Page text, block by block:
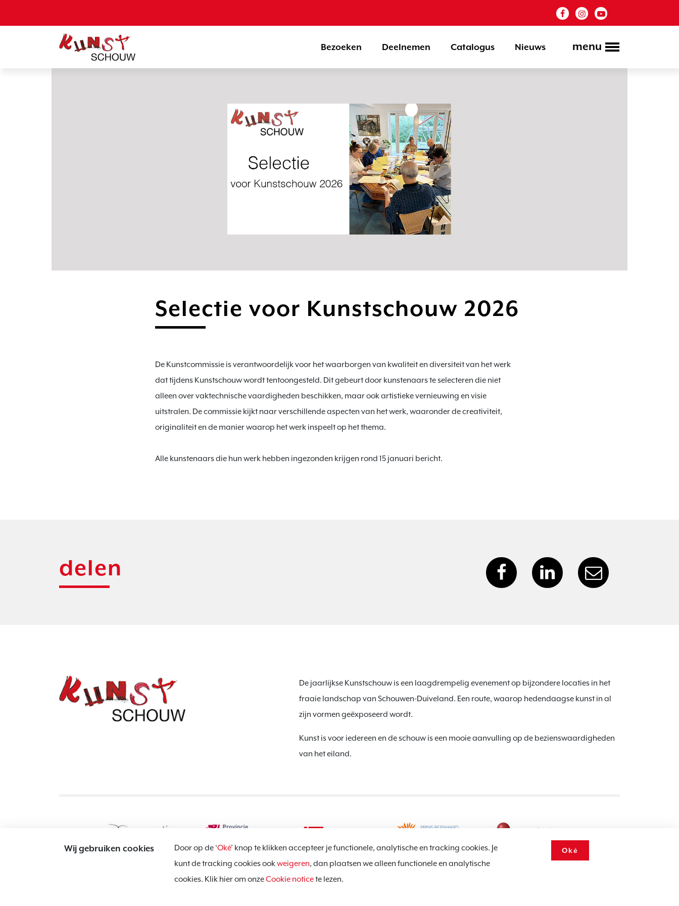
Bezoeken Deelnemen Catalogus Nieuws menu
Selectie voor Kunstschouw 2026
De Kunstcommissie is verantwoordelijk voor het waarborgen van kwaliteit en diversiteit van het werk
dat tijdens Kunstschouw wordt tentoongesteld. Dit gebeurt door kunstenaars te selecteren die niet
alleen over vaktechnische vaardigheden beschikken, maar ook artistieke vernieuwing en visie
uitstralen. De commissie kijkt naar verschillende aspecten van het werk, waaronder de creativiteit,
originaliteit en de manier waarop het werk inspeelt op het thema.
Alle kunstenaars die hun werk hebben ingezonden krijgen rond 15 januari bericht.
delen
Wij gebruiken cookies Door op de ‘Oké’ knop te klikken accepteer je functionele, analytische en tracking cookies. Je
kunt de tracking cookies ookweigeren, dan plaatsen we alleen functionele en analytische
cookies. Klik hier om onzeCookie noticete lezen.
Oké
De jaarlijkse Kunstschouw is een laagdrempelig evenement op bijzondere locaties in het
fraaie landschap van Schouwen-Duiveland. Een route, waarop hedendaagse kunst in al
zijn vormen geëxposeerd wordt.
Kunst is voor iedereen en de schouw is een mooie aanvulling op de bezienswaardigheden
van het eiland.